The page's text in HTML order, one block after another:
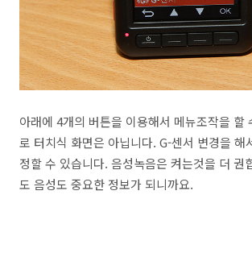
아래에 4개의 버튼을 이용해서 메뉴조작을 할
로 터치식 화면은 아닙니다. G-센서 변경을 해
정할 수 있습니다. 음성녹음은 켜는것을 더 권
도 음성도 중요한 정보가 되니까요.